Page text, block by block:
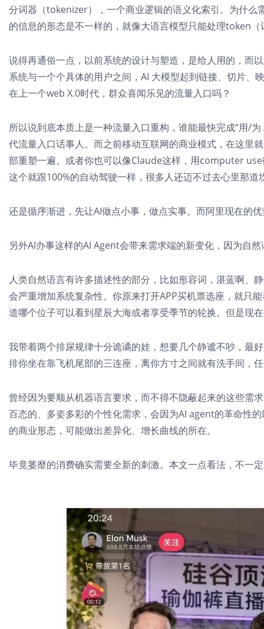
分词器（tokenizer），一个商业逻辑的语义化索引。为什
的信息的形态是不一样的，就像大语言模型只能处理token
说得再通俗一点，以前系统的设计与塑造，是给人用的，而
系统与一个个具体的用户之间，AI 大模型起到链接、切片
在上一个web X.0时代，群众喜闻乐见的流量入口吗？
所以说到底本质上是一种流量入口重构，谁能最快完成“用/
代流量入口话事人。而之前移动互联网的商业模式，在这里
部重塑一遍。或者你也可以像Claude这样，用computer
这个就跟100%的自动驾驶一样，很多人还迈不过去心里那道
还是循序渐进，先让AI做点小事，做点实事。而阿里现在的
另外AI办事这样的AI Agent会带来需求端的新变化，因为自
人类自然语言有许多描述性的部分，比如形容词，湛蓝啊、
会严重增加系统复杂性。你原来打开APP买机票选座，就只
道哪个位子可以看到星辰大海或者享受季节的轮换。但是现
我带着两个排尿规律十分诡谲的娃，想要几个静谧不吵，
排你坐在靠飞机尾部的三连座，离你方寸之间就有洗手间，
曾经因为要顺从机器语言要求，而不得不隐蔽起来的这些需
百态的、多姿多彩的个性化需求，会因为AI agent的革命性
的商业形态，可能做出差异化、增长曲线的所在。
毕竟萎靡的消费确实需要全新的刺激。本文一点看法，不一